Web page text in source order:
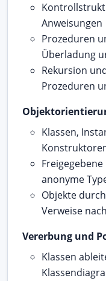
Anweisungen
Prozeduren
Überladung
Rekursion
Prozeduren
Klassen,
anonyme
Objekte
Verweise
Vererbung und
Klassen